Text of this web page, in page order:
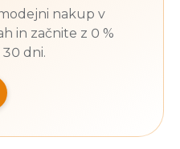
nakup v
in začnite z 0 %
dni.